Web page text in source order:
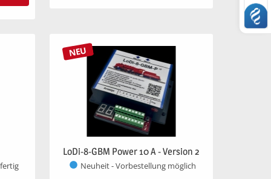
NEU
LoDi-8-GBM Power 10 A - Version 2
Neuheit - Vorbestellung möglich